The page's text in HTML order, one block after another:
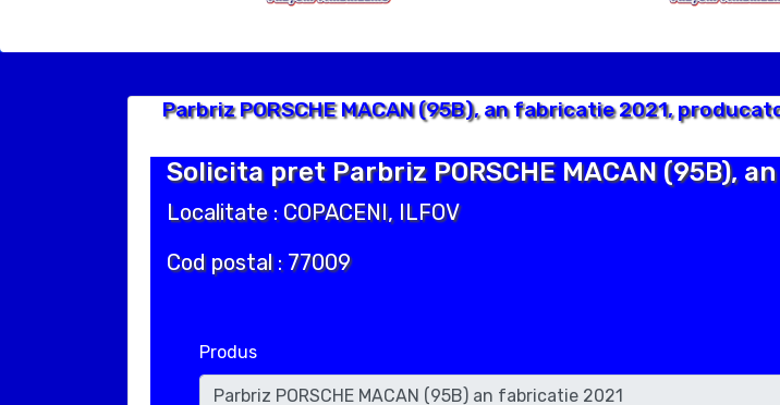
Parbriz PORSCHE MACAN (95B), an fabricatie 2021,
Solicita pret Parbriz PORSCHE MACAN (95B),
Localitate : COPACENI, ILFOV
Cod postal : 77009
Produs